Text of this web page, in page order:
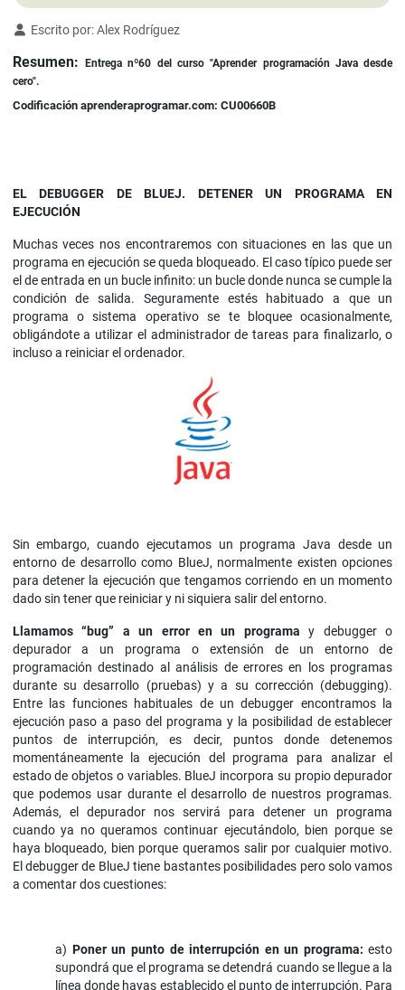
Detalles
Escrito por:Alex Rodríguez
Resumen:
Entrega nº60 del curso "Aprender programación Java desde
cero".
Codificación aprenderaprogramar.com: CU00660B
EL DEBUGGER DE BLUEJ. DETENER UN PROGRAMA EN
EJECUCIÓN
Muchas veces nos encontraremos con situaciones en las que un
programa en ejecución se queda bloqueado. El caso típico puede ser
el de entrada en un bucle infinito: un bucle donde nunca se cumple la
condición de salida. Seguramente estés habituado a que un
programa o sistema operativo se te bloquee ocasionalmente,
obligándote a utilizar el administrador de tareas para finalizarlo, o
incluso a reiniciar el ordenador.
Sin embargo, cuando ejecutamos un programa Java desde un
entorno de desarrollo como BlueJ, normalmente existen opciones
para detener la ejecución que tengamos corriendo en un momento
dado sin tener que reiniciar y ni siquiera salir del entorno.
Llamamos “bug” a un error en un programa y debugger o
depurador a un programa o extensión de un entorno de
programación destinado al análisis de errores en los programas
durante su desarrollo (pruebas) y a su corrección (debugging).
Entre las funciones habituales de un debugger encontramos la
ejecución paso a paso del programa y la posibilidad de establecer
puntos de interrupción, es decir, puntos donde detenemos
momentáneamente la ejecución del programa para analizar el
estado de objetos o variables. BlueJ incorpora su propio depurador
que podemos usar durante el desarrollo de nuestros programas.
Además, el depurador nos servirá para detener un programa
cuando ya no queramos continuar ejecutándolo, bien porque se
haya bloqueado, bien porque queramos salir por cualquier motivo.
El debugger de BlueJ tiene bastantes posibilidades pero solo vamos
a comentar dos cuestiones:
a) Poner un punto de interrupción en un programa: esto
supondrá que el programa se detendrá cuando se llegue a la
línea donde hayas establecido el punto de interrupción. Para